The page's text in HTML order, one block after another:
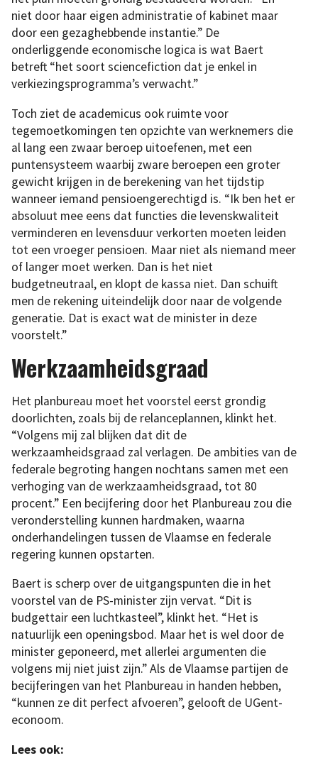
niet door haar eigen administratie of kabinet maar
door een gezaghebbende instantie.” De
onderliggende economische logica is wat Baert
betreft “het soort sciencefiction dat je enkel in
verkiezingsprogramma’s verwacht.”
Toch ziet de academicus ook ruimte voor
tegemoetkomingen ten opzichte van werknemers die
al lang een zwaar beroep uitoefenen, met een
puntensysteem waarbij zware beroepen een groter
gewicht krijgen in de berekening van het tijdstip
wanneer iemand pensioengerechtigd is. “Ik ben het er
absoluut mee eens dat functies die levenskwaliteit
verminderen en levensduur verkorten moeten leiden
tot een vroeger pensioen. Maar niet als niemand meer
of langer moet werken. Dan is het niet
budgetneutraal, en klopt de kassa niet. Dan schuift
men de rekening uiteindelijk door naar de volgende
generatie. Dat is exact wat de minister in deze
voorstelt.”
Werkzaamheidsgraad
Het planbureau moet het voorstel eerst grondig
doorlichten, zoals bij de relanceplannen, klinkt het.
“Volgens mij zal blijken dat dit de
werkzaamheidsgraad zal verlagen. De ambities van de
federale begroting hangen nochtans samen met een
verhoging van de werkzaamheidsgraad, tot 80
procent.” Een becijfering door het Planbureau zou die
veronderstelling kunnen hardmaken, waarna
onderhandelingen tussen de Vlaamse en federale
regering kunnen opstarten.
Baert is scherp over de uitgangspunten die in het
voorstel van de PS-minister zijn vervat. “Dit is
budgettair een luchtkasteel”, klinkt het. “Het is
natuurlijk een openingsbod. Maar het is wel door de
minister geponeerd, met allerlei argumenten die
volgens mij niet juist zijn.” Als de Vlaamse partijen de
becijferingen van het Planbureau in handen hebben,
“kunnen ze dit perfect afvoeren”, gelooft de UGent-
econoom.
Lees ook: